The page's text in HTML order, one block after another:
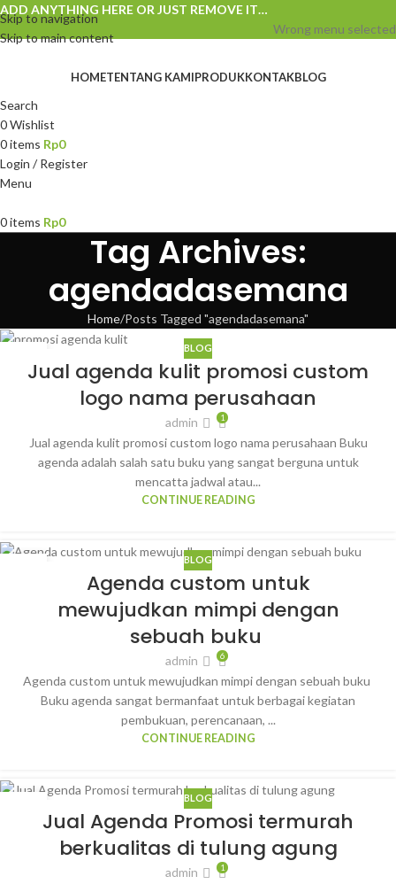
Skip to navigation
Skip to main content
ADD ANYTHING HERE OR JUST REMOVE IT…
Wrong menu selected
HOMETENTANG KAMIPRODUKKONTAKBLOG
Search
0Wishlist
0items Rp0
Login / Register
Menu
0items Rp0
Tag Archives:
agendadasemana
Home Posts Tagged "agendadasemana"
APR
BLOG
Jual agenda kulit promosi custom
logo nama perusahaan
admin 1
Jual agenda kulit promosi custom logo nama perusahaan Buku
agenda adalah salah satu buku yang sangat berguna untuk
mencatta jadwal atau...
CONTINUE READING
BLOG
Agenda custom untuk
mewujudkan mimpi dengan
sebuah buku
admin 6
Agenda custom untuk mewujudkan mimpi dengan sebuah buku
Buku agenda sangat bermanfaat untuk berbagai kegiatan
pembukuan, perencanaan, ...
CONTINUE READING
BLOG
Jual Agenda Promosi termurah
berkualitas di tulung agung
admin 1